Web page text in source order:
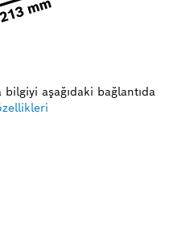
aşağıdaki bağlantıda